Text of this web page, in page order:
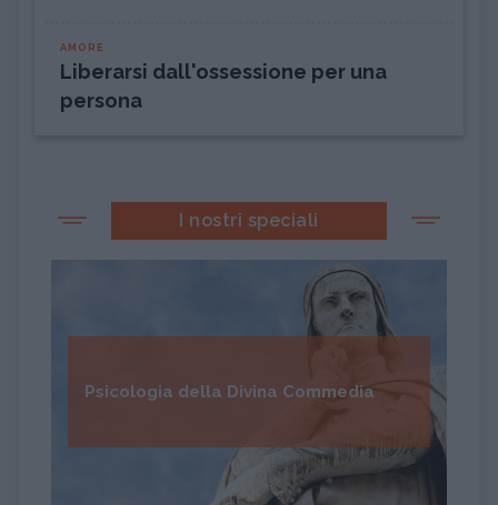
AMORE
Liberarsi dall'ossessione per una
persona
I nostri speciali
Psicologia della Divina Commedia